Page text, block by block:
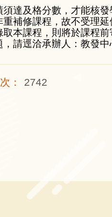
達及格分數，才能核發
補修課程，故不受理延
本課程，則將於課程前
，請逕洽承辦人：教發
2742